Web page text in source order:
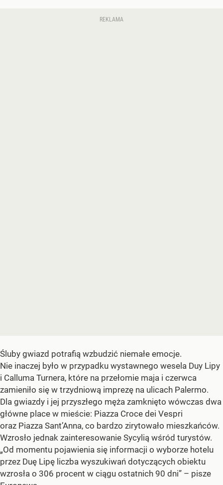
Śluby gwiazd potrafią wzbudzić niemałe emocje.
Nie inaczej było w przypadku wystawnego wesela Duy Lipy
i Calluma Turnera, które na przełomie maja i czerwca
zamieniło się w trzydniową imprezę na ulicach Palermo.
Dla gwiazdy i jej przyszłego męża zamknięto wówczas dwa
główne place w mieście: Piazza Croce dei Vespri
oraz Piazza Sant’Anna, co bardzo zirytowało mieszkańców.
Wzrosło jednak zainteresowanie Sycylią wśród turystów.
„Od momentu pojawienia się informacji o wyborze hotelu
przez Duę Lipę liczba wyszukiwań dotyczących obiektu
wzrosła o 306 procent w ciągu ostatnich 90 dni” – pisze